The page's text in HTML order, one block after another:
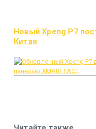
Новый Xpeng P7
Китая